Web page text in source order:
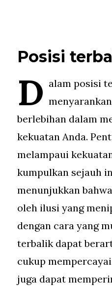
Posisi
D alam posisi
berlebihan dalam
kekuatan Anda.
melampaui
kumpulkan sejauh
menunjukkan
oleh ilusi yang
dengan cara yang
terbalik dapat
cukup
juga dapat